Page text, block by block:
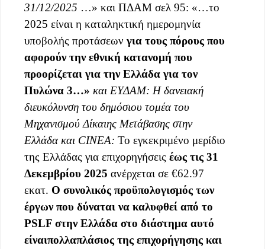
31/12/2025 …» και ΠΔΑΜ σελ 95: «…το
2025 είναι η καταληκτική ημερομηνία
υποβολής προτάσεων για τους πόρους που
αφορούν την εθνική κατανομή που
προορίζεται για την Ελλάδα για τον
Πυλώνα 3…» και ΕΥΔΑΜ: Η δανειακή
διευκόλυνση του δημόσιου τομέα του
Μηχανισμού Δίκαιης Μετάβασης στην
Ελλάδακαι CINEA: Το εγκεκριμένο μερίδιο
της Ελλάδας για επιχορηγήσεις έως τις 31
Δεκεμβρίου 2025 ανέρχεται σε €62.97
εκατ. Ο συνολικός προϋπολογισμός των
έργων που δύναται να καλυφθεί από το
PSLF στην Ελλάδα στο διάστημα αυτό
είναιπολλαπλάσιος της επιχορήγησης και